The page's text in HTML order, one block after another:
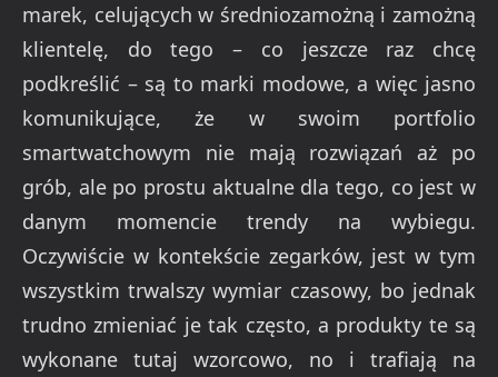
marek, celujących w średniozamożną i zamożną
klientelę, do tego – co jeszcze raz chcę
podkreślić – są to marki modowe, a więc jasno
komunikujące, że w swoim portfolio
smartwatchowym nie mają rozwiązań aż po
grób, ale po prostu aktualne dla tego, co jest w
danym momencie trendy na wybiegu.
Oczywiście w kontekście zegarków, jest w tym
wszystkim trwalszy wymiar czasowy, bo jednak
trudno zmieniać je tak często, a produkty te są
wykonane tutaj wzorcowo, no i trafiają na